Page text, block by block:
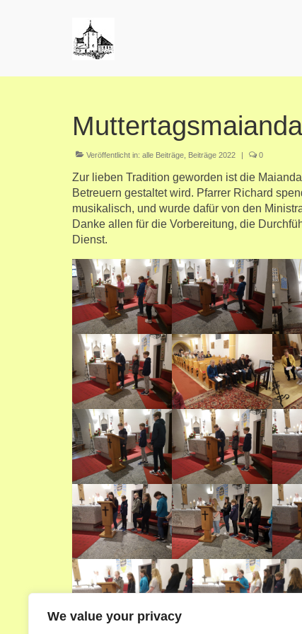
We value your privacy
Veröffentlicht in: alle Beiträge Beiträge 2022 | 0
Zur lieben Tradition geworden ist die
Betreuern gestaltet wird. Pfarrer Richard
musikalisch, und wurde dafür von den
Danke allen für die Vorbereitung, die
Dienst.